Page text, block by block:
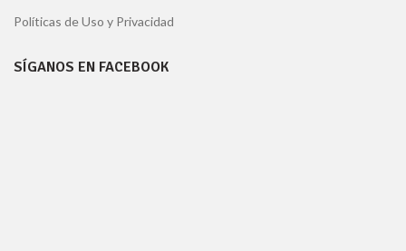
Políticas de Uso y Privacidad
SÍGANOS EN FACEBOOK